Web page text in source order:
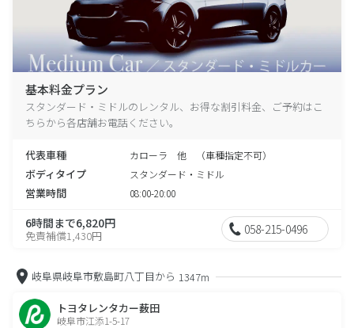
基本料金プラン
スタンダード・ミドルのレンタル、お得な割引料金、ご予約はこ
ちらから各店舗お電話ください。
代表車種 カローラ 他 （車種指定不可）
ボディタイプ スタンダード・ミドル
営業時間 08:00-20:00
6時間まで6,820円
免責補償1,430円 058-215-0496
岐阜県岐阜市敷島町八丁目から 1347m
トヨタレンタカー薮田
岐阜市江添1-5-17